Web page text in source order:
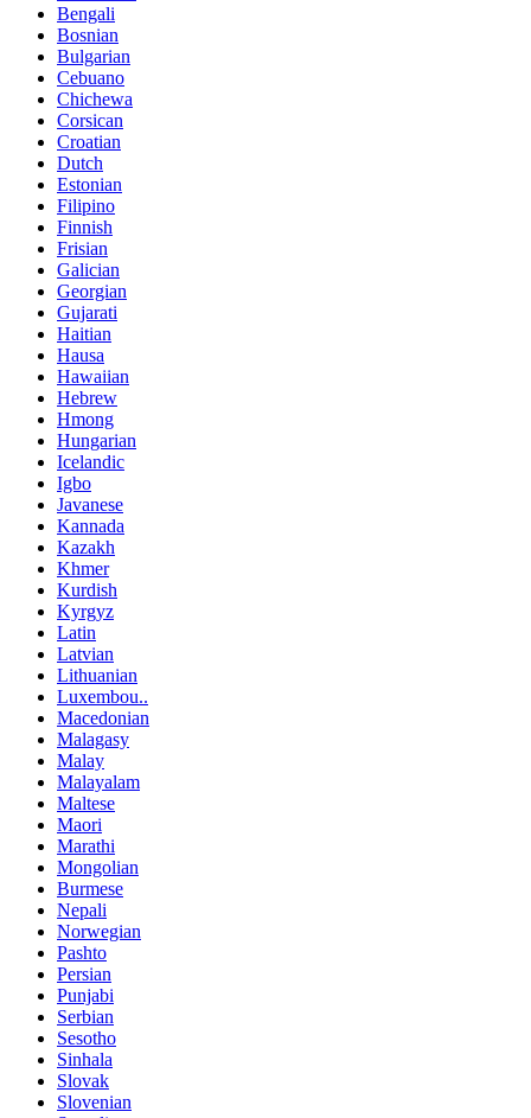
Bengali
Bosnian
Bulgarian
Cebuano
Chichewa
Corsican
Croatian
Dutch
Estonian
Filipino
Finnish
Frisian
Galician
Georgian
Gujarati
Haitian
Hausa
Hawaiian
Hebrew
Hmong
Hungarian
Icelandic
Igbo
Javanese
Kannada
Kazakh
Khmer
Kurdish
Kyrgyz
Latin
Latvian
Lithuanian
Luxembou..
Macedonian
Malagasy
Malay
Malayalam
Maltese
Maori
Marathi
Mongolian
Burmese
Nepali
Norwegian
Pashto
Persian
Punjabi
Serbian
Sesotho
Sinhala
Slovak
Slovenian